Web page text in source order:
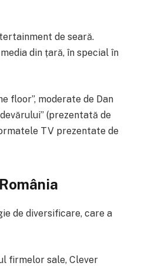
de seară.
din țară, în special în
floor”, moderate de Dan
(prezentată de
TV prezentate de
de diversificare, care a
firmelor sale, Clever